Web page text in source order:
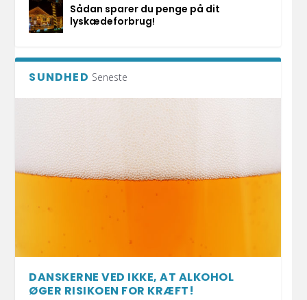
Sådan sparer du penge på dit
lyskædeforbrug!
SUNDHED Seneste
DANSKERNE VED IKKE, AT ALKOHOL
ØGER RISIKOEN FOR KRÆFT!